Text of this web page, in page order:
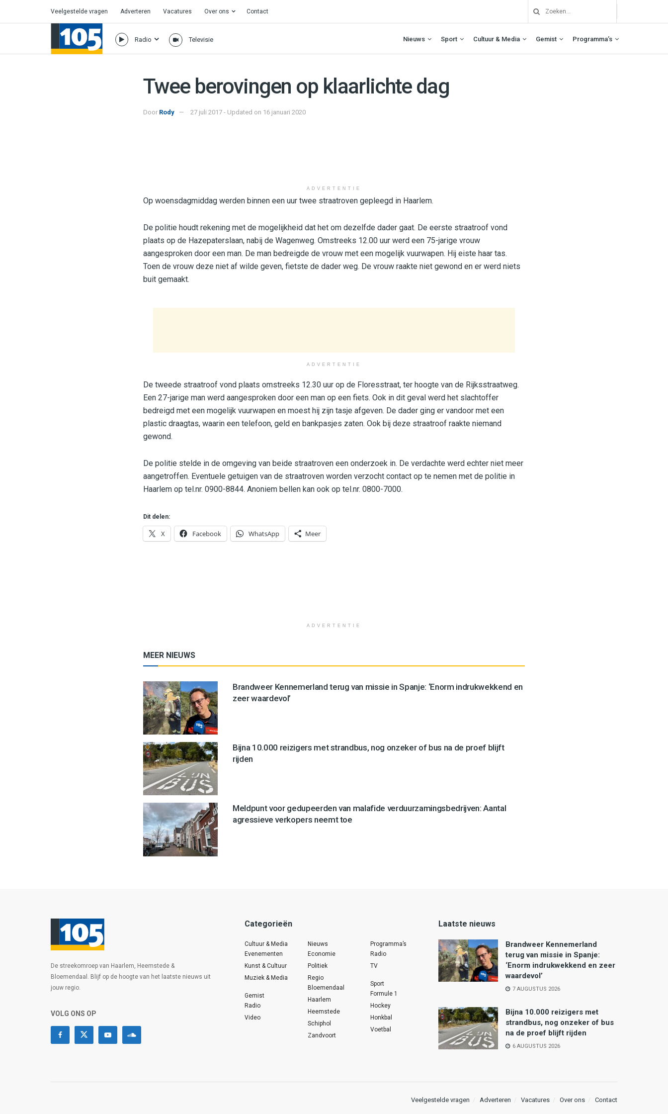
Veelgestelde vragen Adverteren Vacatures Over ons Contact
Radio Televisie Nieuws Sport Cultuur & Media Gemist Programma’s
Twee berovingen op klaarlichte dag
Door Rody 27 juli 2017 - Updated on 16 januari 2020
ADVERTENTIE
Op woensdagmiddag werden binnen een uur twee straatroven gepleegd in Haarlem.
De politie houdt rekening met de mogelijkheid dat het om dezelfde dader gaat. De eerste straatroof vond
plaats op de Hazepaterslaan, nabij de Wagenweg. Omstreeks 12.00 uur werd een 75-jarige vrouw
aangesproken door een man. De man bedreigde de vrouw met een mogelijk vuurwapen. Hij eiste haar tas.
Toen de vrouw deze niet af wilde geven, fietste de dader weg. De vrouw raakte niet gewond en er werd niets
buit gemaakt.
ADVERTENTIE
De tweede straatroof vond plaats omstreeks 12.30 uur op de Floresstraat, ter hoogte van de Rijksstraatweg.
Een 27-jarige man werd aangesproken door een man op een fiets. Ook in dit geval werd het slachtoffer
bedreigd met een mogelijk vuurwapen en moest hij zijn tasje afgeven. De dader ging er vandoor met een
plastic draagtas, waarin een telefoon, geld en bankpasjes zaten. Ook bij deze straatroof raakte niemand
gewond.
De politie stelde in de omgeving van beide straatroven een onderzoek in. De verdachte werd echter niet meer
aangetroffen. Eventuele getuigen van de straatroven worden verzocht contact op te nemen met de politie in
Haarlem op tel.nr. 0900-8844. Anoniem bellen kan ook op tel.nr. 0800-7000.
Dit delen:
X Facebook WhatsApp Meer
ADVERTENTIE
MEER NIEUWS
Brandweer Kennemerland terug van missie in Spanje: ‘Enorm indrukwekkend en
zeer waardevol’
Bijna 10.000 reizigers met strandbus, nog onzeker of bus na de proef blijft
rijden
Meldpunt voor gedupeerden van malafide verduurzamingsbedrijven: Aantal
agressieve verkopers neemt toe
De streekomroep van Haarlem, Heemstede &
Bloemendaal. Blijf op de hoogte van het laatste nieuws uit
jouw regio.
VOLG ONS OP
Categorieën
Cultuur & Media
Evenementen
Kunst & Cultuur
Muziek & Media
Gemist
Radio
Video
Nieuws
Economie
Politiek
Regio
Bloemendaal
Haarlem
Heemstede
Schiphol
Zandvoort
Programma’s
Radio
TV
Sport
Formule 1
Hockey
Honkbal
Voetbal
Laatste nieuws
Brandweer Kennemerland
terug van missie in Spanje:
‘Enorm indrukwekkend en zeer
waardevol’
7 AUGUSTUS 2026
Bijna 10.000 reizigers met
strandbus, nog onzeker of bus
na de proef blijft rijden
6 AUGUSTUS 2026
Veelgestelde vragen Adverteren Vacatures Over ons Contact